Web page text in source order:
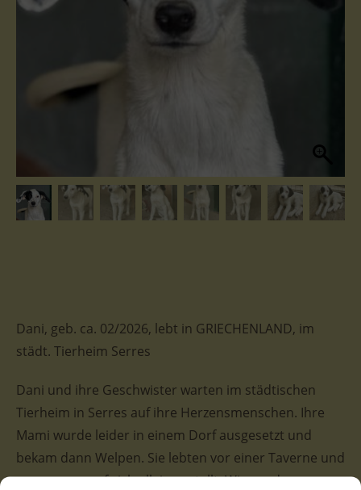
Dani, geb. ca. 02/2026, lebt in GRIECHENLAND, im
städt. Tierheim Serres
Dani und ihre Geschwister warten im städtischen
Tierheim in Serres auf ihre Herzensmenschen. Ihre
Mami wurde leider in einem Dorf ausgesetzt und
bekam dann Welpen. Sie lebten vor einer Taverne und
waren ganz auf sich allein gestellt. Wir wurden